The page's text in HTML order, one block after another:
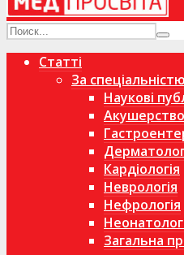
Статті
За спеціальністю
Наукові
Акушерство
Кардіологія
Неврологія
Нефрологія
Загальна